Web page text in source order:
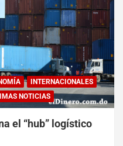
INTERNACIONALES
NOTICIAS
el “hub” logístico